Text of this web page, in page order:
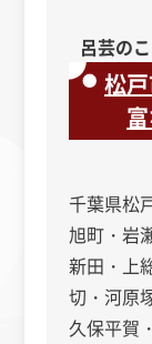
呂芸の
松
千葉県松
旭町・岩
新田・上
切・河原
久保平賀